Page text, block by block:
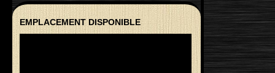
EMPLACEMENT DISPONIBLE